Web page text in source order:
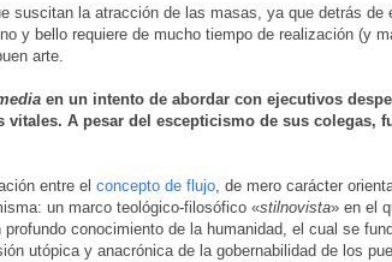
suscitan la atracción de las masas, ya que detrás de
y bello requiere de mucho tiempo de realización (y
arte.
en un intento de abordar con ejecutivos
vitales. A pesar del escepticismo de sus colegas,
entre el concepto de flujo, de mero carácter
un marco teológico-filosófico «stilnovista» en el
conocimiento de la humanidad, el cual se
utópica y anacrónica de la gobernabilidad de los